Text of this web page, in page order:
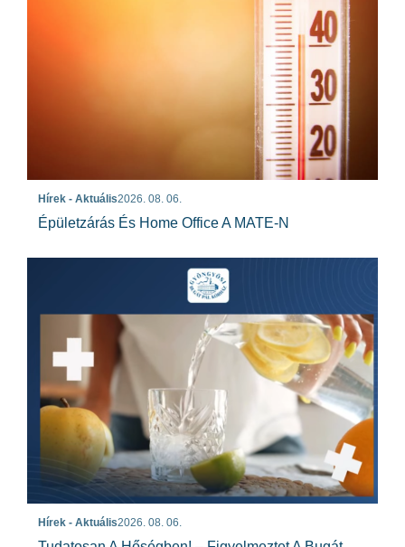
Hírek - Aktuális2026. 08. 06.
Épületzárás És Home Office A MATE-N
Hírek - Aktuális2026. 08. 06.